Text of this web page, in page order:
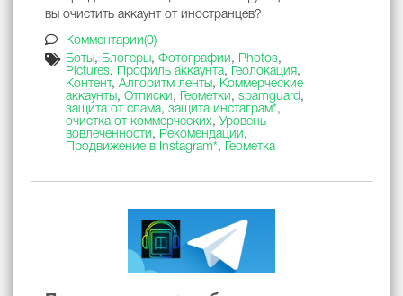
вы очистить аккаунт от иностранцев?
Комментарии(0)
Боты , Блогеры , Фотографии , Photos,
Pictures, Профиль аккаунта, Геолокация,
Контент, Алгоритм ленты , Коммерческие
аккаунты , Отписки , Геометки , spamguard,
защита от спама, защита инстаграм*,
очистка от коммерческих, Уровень
вовлеченности , Рекомендации ,
Продвижение в Instagram*, Геометка